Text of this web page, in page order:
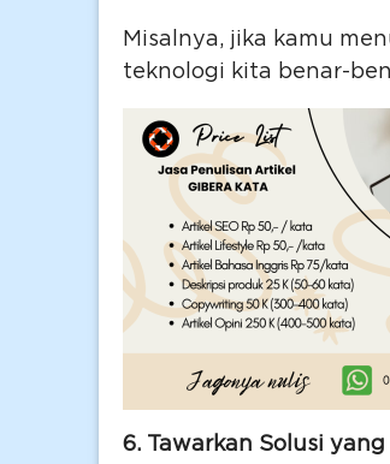
Misalnya, jika kamu
teknologi kita benar-
6. Tawarkan Solusi yang